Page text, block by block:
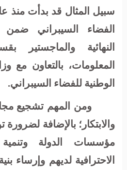
الفضاء السيبراني
النهائية
المعلومات، بالتعاون مع
الوطنية للفضاء السيبراني.
ومن المهم تشجيع
والابتكار؛ بالإضافة لضرورة
مؤسسات الدولة وتنمية
الاحترافية لديهم وإرساء